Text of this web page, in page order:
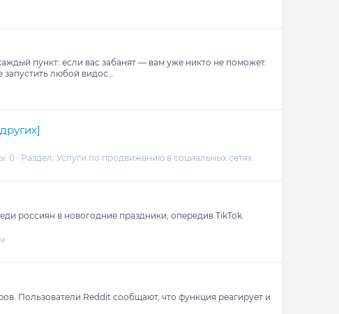
пункт: если вас забанят — вам уже никто не поможет.
любой видос...
0 Раздел: Услуги по продвижению в социальных сетях
россиян в новогодние праздники, опередив TikTok.
Пользователи Reddit сообщают, что функция реагирует и